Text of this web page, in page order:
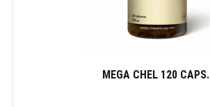
MEGA CHEL 120 CAPS.